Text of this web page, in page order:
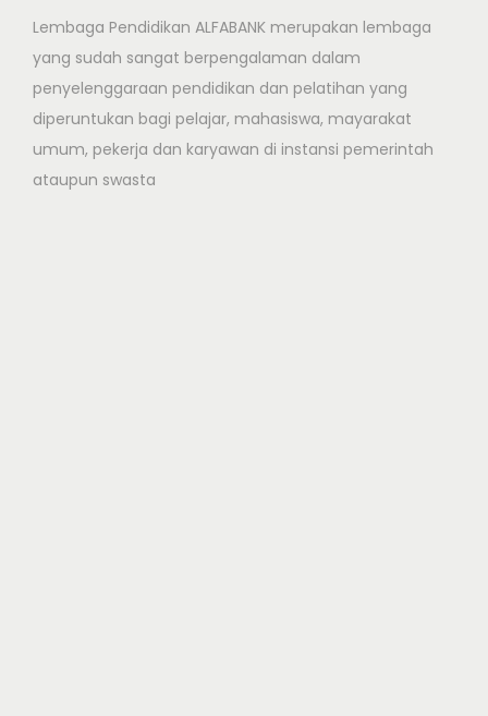
Lembaga Pendidikan ALFABANK merupakan lembaga
yang sudah sangat berpengalaman dalam
penyelenggaraan pendidikan dan pelatihan yang
diperuntukan bagi pelajar, mahasiswa, mayarakat
umum, pekerja dan karyawan di instansi pemerintah
ataupun swasta